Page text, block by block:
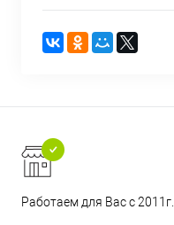
Работаем для Вас с 2011г.